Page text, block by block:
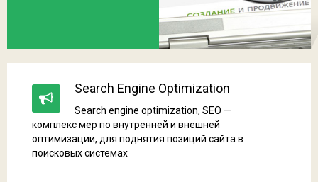
Search Engine Optimization
Search engine optimization, SEO —
комплекс мер по внутренней и внешней
оптимизации, для поднятия позиций сайта в
поисковых системах